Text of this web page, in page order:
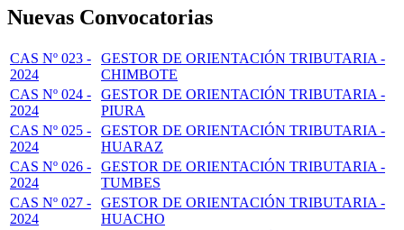
Nuevas Convocatorias
CAS Nº 023 -
2024
GESTOR DE ORIENTACIÓN TRIBUTARIA -
CHIMBOTE
CAS Nº 024 -
2024
GESTOR DE ORIENTACIÓN TRIBUTARIA -
PIURA
CAS Nº 025 -
2024
GESTOR DE ORIENTACIÓN TRIBUTARIA -
HUARAZ
CAS Nº 026 -
2024
GESTOR DE ORIENTACIÓN TRIBUTARIA -
TUMBES
CAS Nº 027 -
2024
GESTOR DE ORIENTACIÓN TRIBUTARIA -
HUACHO